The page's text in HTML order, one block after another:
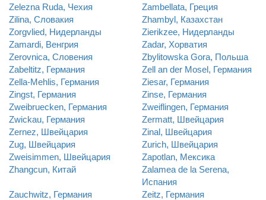
Zelezna Ruda, Чехия
Zambellata, Греция
Zilina, Словакия
Zhambyl, Казахстан
Zorgvlied, Нидерланды
Zierikzee, Нидерланды
Zamardi, Венгрия
Zadar, Хорватия
Zerovnica, Словения
Zbylitowska Gora, Польша
Zabeltitz, Германия
Zell an der Mosel, Германия
Zella-Mehlis, Германия
Ziesar, Германия
Zingst, Германия
Zinse, Германия
Zweibruecken, Германия
Zweiflingen, Германия
Zwickau, Германия
Zermatt, Швейцария
Zernez, Швейцария
Zinal, Швейцария
Zug, Швейцария
Zurich, Швейцария
Zweisimmen, Швейцария
Zapotlan, Мексика
Zhangcun, Китай
Zalamea de la Serena,
Испания
Zauchwitz, Германия
Zeitz, Германия